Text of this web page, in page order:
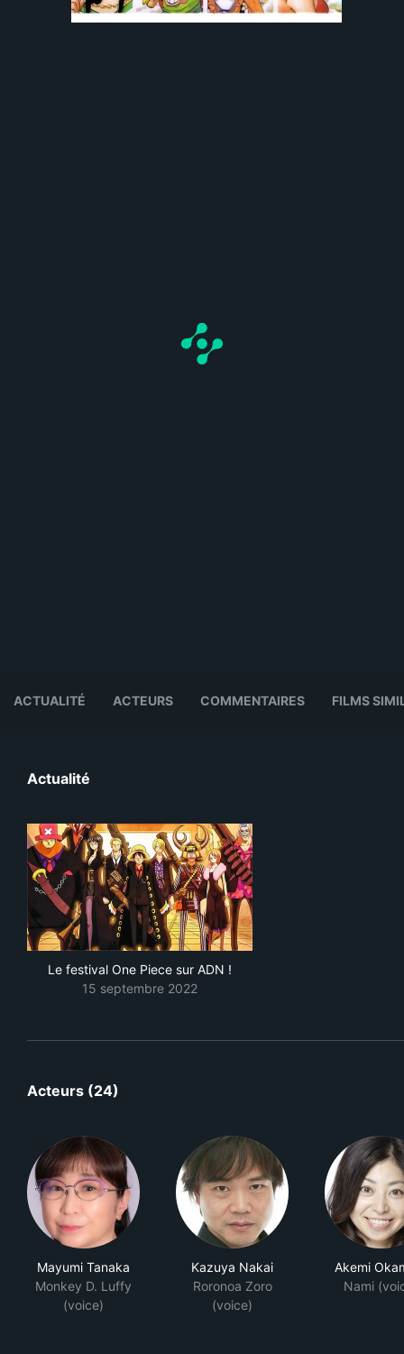
ACTUALITÉ ACTEURS COMMENTAIRES FILMS
Actualité
Le festival One Piece sur ADN !
15 septembre 2022
Acteurs (24)
Mayumi Tanaka
Monkey D. Luffy
(voice)
Kazuya Nakai
Roronoa Zoro
(voice)
Akemi
Nami